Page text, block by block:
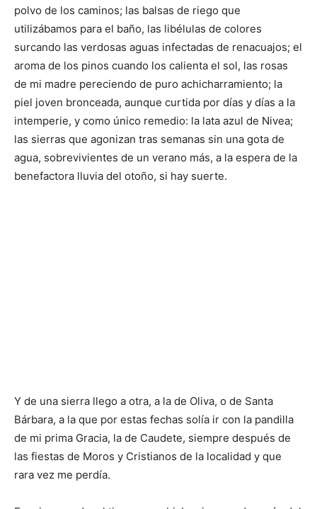
polvo de los caminos; las balsas de riego que
utilizábamos para el baño, las libélulas de colores
surcando las verdosas aguas infectadas de renacuajos; el
aroma de los pinos cuando los calienta el sol, las rosas
de mi madre pereciendo de puro achicharramiento; la
piel joven bronceada, aunque curtida por días y días a la
intemperie, y como único remedio: la lata azul de Nivea;
las sierras que agonizan tras semanas sin una gota de
agua, sobrevivientes de un verano más, a la espera de la
benefactora lluvia del otoño, si hay suerte.
Y de una sierra llego a otra, a la de Oliva, o de Santa
Bárbara, a la que por estas fechas solía ir con la pandilla
de mi prima Gracia, la de Caudete, siempre después de
las fiestas de Moros y Cristianos de la localidad y que
rara vez me perdía.